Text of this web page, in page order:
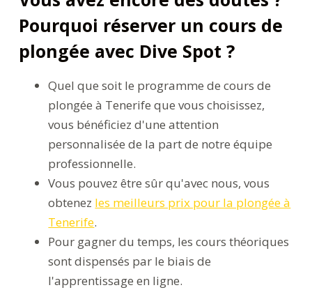
Pourquoi réserver un cours de
plongée avec Dive Spot ?
Quel que soit le programme de cours de
plongée à Tenerife que vous choisissez,
vous bénéficiez d'une attention
personnalisée de la part de notre équipe
professionnelle.
Vous pouvez être sûr qu'avec nous, vous
obtenez les meilleurs prix pour la plongée à
Tenerife.
Pour gagner du temps, les cours théoriques
sont dispensés par le biais de
l'apprentissage en ligne.